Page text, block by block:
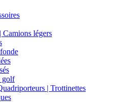
légers
golf
| Trottinettes